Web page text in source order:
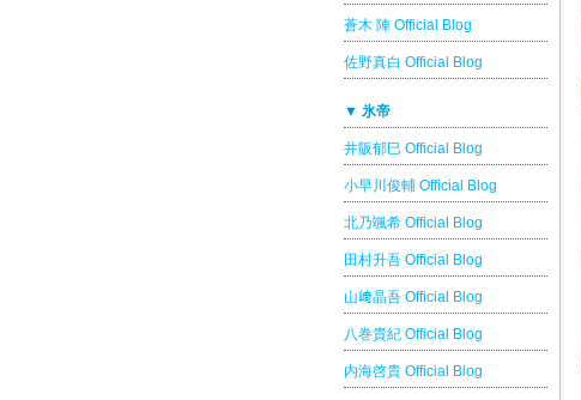
蒼木 陣 Official Blog
佐野真白 Official Blog
▼ 氷帝
井阪郁巳 Official Blog
小早川俊輔 Official Blog
北乃颯希 Official Blog
田村升吾 Official Blog
山﨑晶吾 Official Blog
八巻貴紀 Official Blog
内海啓貴 Official Blog